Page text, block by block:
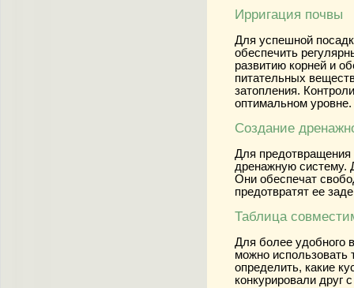
Ирригация почвы
Для успешной
обеспечить
развитию корней и
питательных
затопления.
оптимальном уровне.
Создание
Для предотвращения
дренажную систему.
Они обеспечат
предотвратят ее
Таблица
Для более удобного
можно использовать
определить, какие
конкурировали друг